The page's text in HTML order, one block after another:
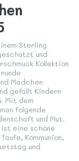
Sterling
und
Kollektion
Mädchen
gefällt Kindern
Mit dem
folgende
und Mut.
eine schöne
Kommunion,
und